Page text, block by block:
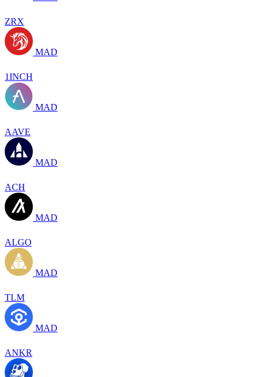
ZRX
MAD
1INCH
MAD
AAVE
MAD
ACH
MAD
ALGO
MAD
TLM
MAD
ANKR